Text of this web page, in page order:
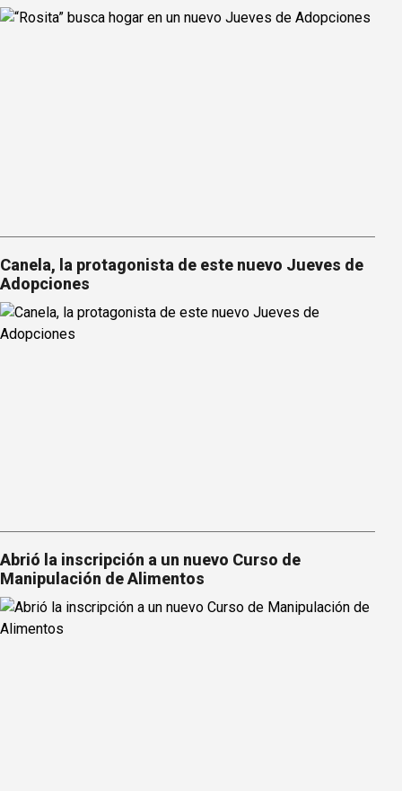
Canela, la protagonista de este nuevo Jueves de
Adopciones
Abrió la inscripción a un nuevo Curso de
Manipulación de Alimentos